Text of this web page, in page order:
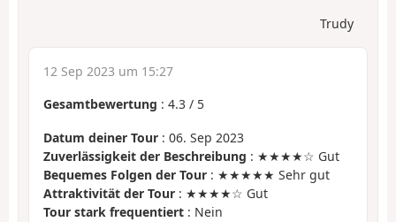
Trudy
12 Sep 2023 um 15:27
Gesamtbewertung : 4.3 / 5
Datum deiner Tour : 06. Sep 2023
Zuverlässigkeit der Beschreibung : ★★★★☆ Gut
Bequemes Folgen der Tour : ★★★★★ Sehr gut
Attraktivität der Tour : ★★★★☆ Gut
Tour stark frequentiert : Nein